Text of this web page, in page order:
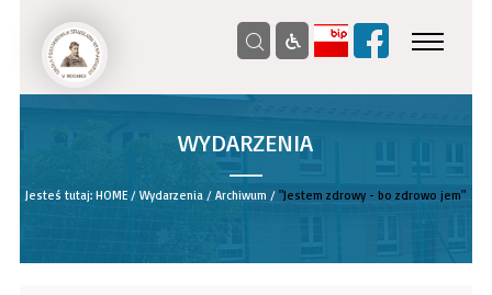
WYDARZENIA
__
Jesteś tutaj:HOME /Wydarzenia /Archiwum /"Jestem zdrowy - bo zdrowo jem"